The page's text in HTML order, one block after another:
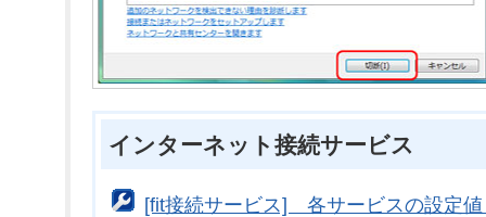
インターネット接続サービス
[fit接続サービス] 各サービスの設定値